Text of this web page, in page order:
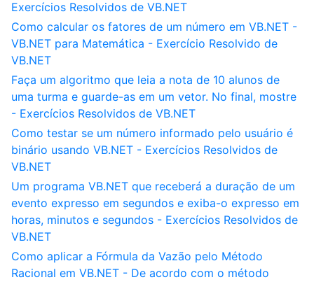
Exercícios Resolvidos de VB.NET
Como calcular os fatores de um número em VB.NET -
VB.NET para Matemática - Exercício Resolvido de
VB.NET
Faça um algoritmo que leia a nota de 10 alunos de
uma turma e guarde-as em um vetor. No final, mostre
- Exercícios Resolvidos de VB.NET
Como testar se um número informado pelo usuário é
binário usando VB.NET - Exercícios Resolvidos de
VB.NET
Um programa VB.NET que receberá a duração de um
evento expresso em segundos e exiba-o expresso em
horas, minutos e segundos - Exercícios Resolvidos de
VB.NET
Como aplicar a Fórmula da Vazão pelo Método
Racional em VB.NET - De acordo com o método